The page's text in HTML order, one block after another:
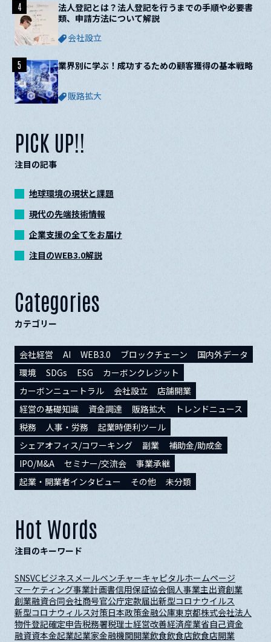
法人登記とは？法人登記を行うまでの手順や必要書
類、申請方法について解説
会社設立
4
業界別に学ぶ！成功するための顧客獲得の基本戦略
販路拡大
5
PICK UP!!
注目の記事
地球環境の現状と課題
現代の先端技術情報
企業支援の全てをお届け
注目のWEB3.0解説
Categories
カテゴリー
会社経営 AI WEB3.0 ブロックチェーン
国内外データ
環境
SDGs ESG
カーボンクレジット
カーボンニュートラル
会社設立
店舗開業
経営の基礎知識
資金調達 販路拡大
トレンドニュース
税務
人事・労務
起業時便利ツール
シェアオフィス/コワーキング
副業
補助金/助成金
IPO/M&A
セミナー/交流会
事業承継
起業・開業者インタビュー
その他 未分類
Hot Words
注目のキーワード
SNSVCビジネスメールベンチャーキャピタルホームページ
マーケティング事業計画書信用保証協会個人事業主出資創業
創業融資合同会社商号官公庁定款届出新型コロナウイルス
新型コロナウィルス対策日本政策金融公庫東京都株式会社法人
物件登記確定申告税務署税理士経営改善経済産業省自己資金
融資資本金起業起業家金融機関開業飲食飲食店飲食店開業